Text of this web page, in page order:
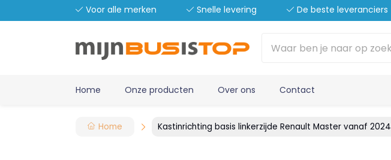
Voor alle merken Snelle levering De beste leveranciers
Home Onze producten Over ons Contact
Home Kastinrichting basis linkerzijde Renault Master vanaf 2024